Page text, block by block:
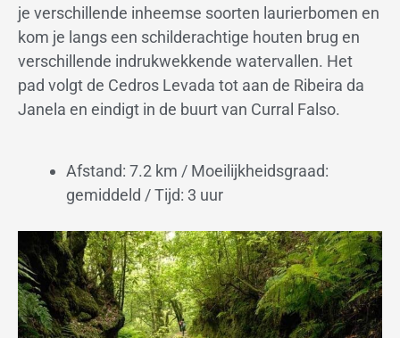
je verschillende inheemse soorten laurierbomen en
kom je langs een schilderachtige houten brug en
verschillende indrukwekkende watervallen. Het
pad volgt de Cedros Levada tot aan de Ribeira da
Janela en eindigt in de buurt van Curral Falso.
Afstand: 7.2 km / Moeilijkheidsgraad:
gemiddeld / Tijd: 3 uur